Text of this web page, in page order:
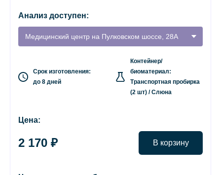
Анализ доступен:
Медицинский центр на Пулковском шоссе, 28А
Срок изготовления:
до 8 дней
Контейнер/
биоматериал:
Транспортная пробирка
(2 шт) / Слюна
Цена:
2 170 ₽ В корзину